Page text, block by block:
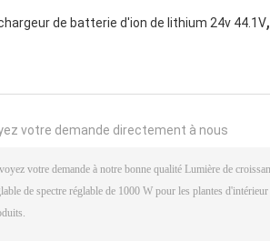
de batterie d'ion de lithium 24v 44.1V,
votre demande directement à nous